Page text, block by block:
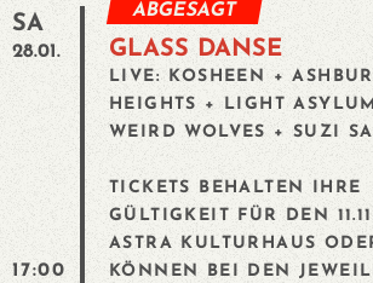
SA
28.01.
17:00
ABGESAGT
GLASS DANSE
LIVE: KOSHEEN +
HEIGHTS + LIGHT
WEIRD WOLVES + SUZI
TICKETS BEHALTEN IHRE
GÜLTIGKEIT FÜR DEN
ASTRA KULTURHAUS
KÖNNEN BEI DEN